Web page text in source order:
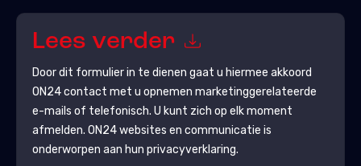
Lees verder
Door dit formulier in te dienen gaat u hiermee akkoord
ON24contact met u opnemen marketinggerelateerde
e-mails of telefonisch. U kunt zich op elk moment
afmelden. ON24websites en communicatie is
onderworpen aan hun privacyverklaring.